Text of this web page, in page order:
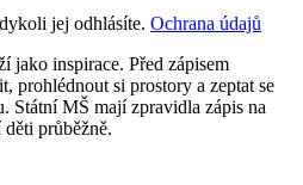
jej odhlásíte. Ochrana údajů
jako inspirace. Před zápisem
prohlédnout si prostory a zeptat se
Státní MŠ mají zpravidla zápis na
průběžně.